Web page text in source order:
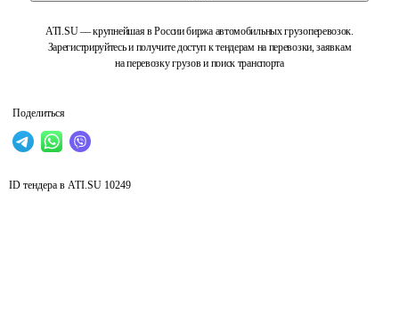
ATI.SU — крупнейшая в России биржа автомобильных грузоперевозок.
Зарегистрируйтесь и получите доступ к тендерам на перевозки, заявкам
на перевозку грузов и поиск транспорта
Поделиться
ID тендера в ATI.SU 10249